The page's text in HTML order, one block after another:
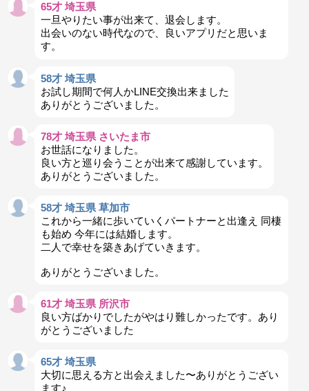
65才 埼玉県
一旦やりたい事が出来て、退会します。
出会いのない時代なので、良いアプリだと思いま
す。
58才 埼玉県
お試し期間で何人かLINE交換出来ました
ありがとうございました。
78才 埼玉県 さいたま市
お世話になりました。
良い方と巡り会うことが出来て感謝しています。
ありがとうございました。
58才 埼玉県 草加市
これから一緒に歩いていくパートナーと出逢え 同棲
も始め 今年には結婚します。
二人で幸せを築きあげていきます。
ありがとうございました。
61才 埼玉県 所沢市
良い方ばかりでしたがやはり難しかったです。あり
がとうございました
65才 埼玉県
大切に思える方と出会えました〜ありがとうござい
ます♪